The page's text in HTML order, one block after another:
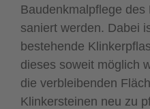
Baudenkmalpflege
saniert werden. Dabei
bestehende
dieses soweit möglich
die verbleibenden
Klinkersteinen neu zu